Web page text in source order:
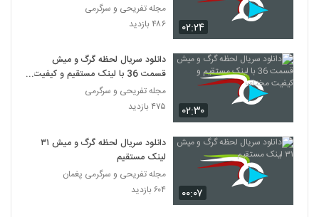
۰۲:۲۴
مجله تفریحی و سرگرمی
۴۸۶ بازدید
۰۲:۳۰
دانلود سریال لحظه گرگ و میش
قسمت 36 با لینک مستقیم و کیفیت
مختلف
مجله تفریحی و سرگرمی
۴۷۵ بازدید
۰۰:۰۷
دانلود سریال لحظه گرگ و میش ۳۱
لینک مستقیم
مجله تفریحی و سرگرمی پغمان
۶۰۴ بازدید